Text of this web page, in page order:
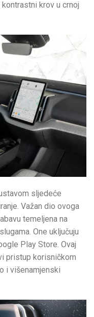
krov u crnoj
sljedeće
Važan dio ovoga
temeljena na
One uključuju
Play Store. Ovaj
pristup korisničkom
i višenamjenski